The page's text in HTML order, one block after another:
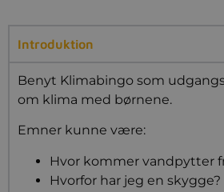
Introduktion
Benyt Klimabingo som
om klima med børnene.
Emner kunne være:
Hvor kommer vandpytter
Hvorfor har jeg en skygge?